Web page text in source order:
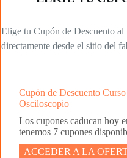
Elige tu Cupón de Descuento
directamente desde el sitio del
Cupón de Descuento
Osciloscopio
Los cupones caducan hoy
tenemos 7 cupones
ACCEDER A LA